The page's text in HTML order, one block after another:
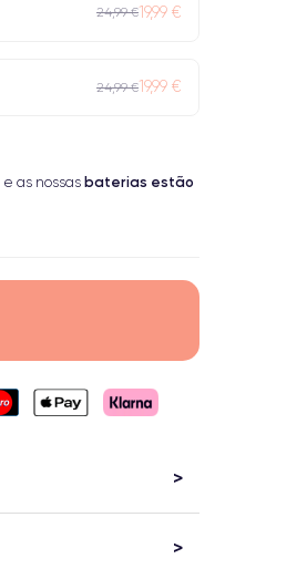
24,99 €19,99 €
24,99 €19,99 €
e as nossas baterias estão